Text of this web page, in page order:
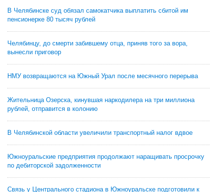
В Челябинске суд обязал самокатчика выплатить сбитой им
пенсионерке 80 тысяч рублей
Челябинцу, до смерти забившему отца, приняв того за вора,
вынесли приговор
НМУ возвращаются на Южный Урал после месячного перерыва
Жительница Озерска, кинувшая наркодилера на три миллиона
рублей, отправится в колонию
В Челябинской области увеличили транспортный налог вдвое
Южноуральские предприятия продолжают наращивать просрочку
по дебиторской задолженности
Связь у Центрального стадиона в Южноуральске подготовили к